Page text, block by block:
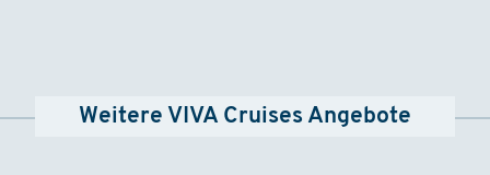
Weitere VIVA Cruises Angebote